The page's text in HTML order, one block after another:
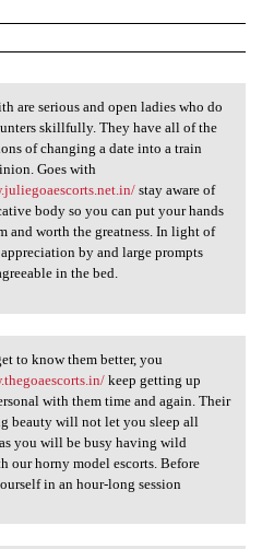
are serious and
are serious and open ladies who do
skillfully. They have all of the
of changing a date into a train
Goes with
stay aware of
body so you can put your hands
and worth the greatness. In light of
by and large prompts
in the bed.
to know them
to know them better, you
keep getting up
with them time and again. Their
beauty will not let you sleep all
you will be busy having wild
our horny model escorts. Before
in an hour-long session